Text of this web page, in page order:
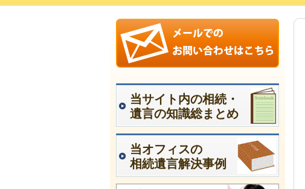
当サイト内の相続・
遺言の知識総まとめ
当オフィスの
相続遺言解決事例